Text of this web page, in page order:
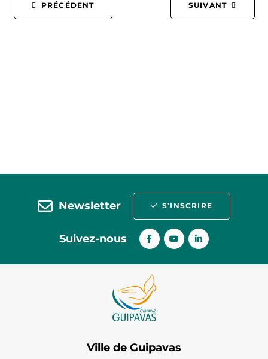
PRÉCÉDENT SUIVANT
Newsletter S’INSCRIRE
Suivez-nous
Ville de Guipavas